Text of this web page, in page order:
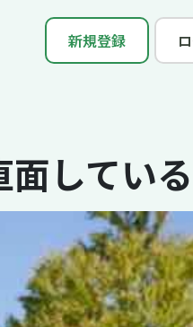
新規登録
してい